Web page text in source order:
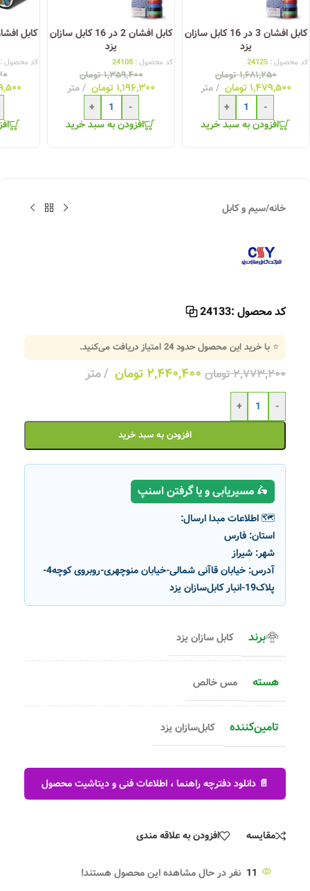
کابل افشان 3 در 16 کابل سازان
یزد
کد محصول : 24125
۱,۶۸۱,۲۵۰ تومان
۱,۴۷۹,۵۰۰ تومان
متر
-
+
افزودن به سبد خرید
کابل افشان 2 در 16 کابل سازان
یزد
کد محصول : 24108
۱,۳۵۹,۴۰۰ تومان
۱,۱۹۶,۳۰۰ تومان
متر
-
+
افزودن به سبد خرید
کد محصول
خانه/سیم و کابل
کد محصول :24133
⭐ با خرید این محصول حدود24امتیاز دریافت می‌کنید.
۲,۷۷۳,۲۰۰تومان ۲,۴۴۰,۴۰۰ تومان متر
-
+
افزودن به سبد خرید
🛵 مسیریابی و یا گرفتن اسنپ
🗺️ اطلاعات مبدا ارسال:
استان: فارس
شهر: شیراز
آدرس:
خیابان قاآنی شمالی-خیابان منوچهری-روبروی کوچه4-
پلاک19-انبار کابل‌سازان یزد
برند کابل سازان یزد
هسته مس خالص
تامین‌کننده کابل‌سازان یزد
📄 دانلود دفترچه راهنما ، اطلاعات فنی و دیتاشیت محصول
مقایسه افزودن به علاقه مندی
11 نفر در حال مشاهده این محصول هستند!